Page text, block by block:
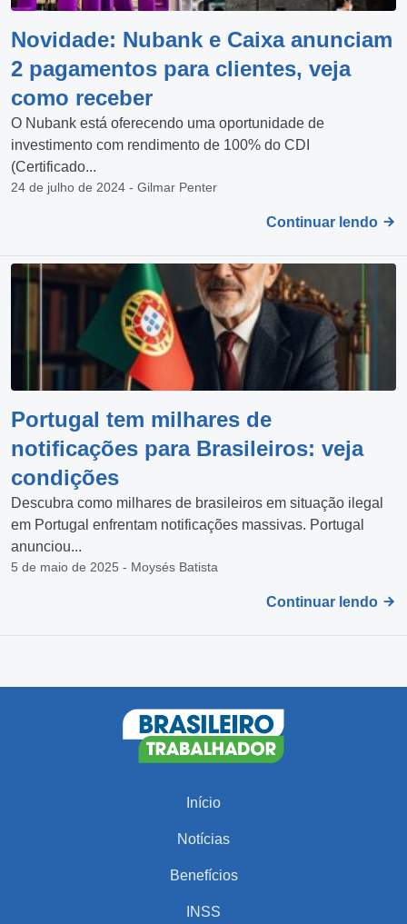
Novidade: Nubank e Caixa anunciam
2 pagamentos para clientes, veja
como receber
O Nubank está oferecendo uma oportunidade de
investimento com rendimento de 100% do CDI
(Certificado...
24 de julho de 2024 - Gilmar Penter
Continuar lendo
Portugal tem milhares de
notificações para Brasileiros: veja
condições
Descubra como milhares de brasileiros em situação ilegal
em Portugal enfrentam notificações massivas. Portugal
anunciou...
5 de maio de 2025 - Moysés Batista
Continuar lendo
Início
Notícias
Benefícios
INSS